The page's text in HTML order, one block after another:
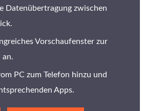
Datenübertragung zwischen
Vorschaufenster zur
an.
PC zum Telefon hinzu und
Apps.